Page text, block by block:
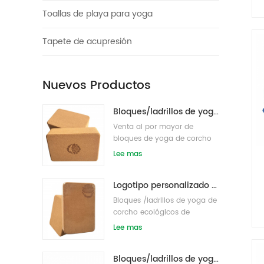
Toallas de playa para yoga
Tapete de acupresión
Nuevos Productos
Bloques/ladrillos de yoga de corcho natural ecológicos con impresión de logotipo al por mayor
Venta al por mayor de
bloques de yoga de corcho
de etiqueta privada
Lee mas
Logotipo personalizado que imprime bloques de yoga de corcho ecológicos para entrenamiento físico
Bloques /ladrillos de yoga de
corcho ecológicos de
etiqueta privada impresos
Lee mas
Bloques/ladrillos de yoga de corcho natural de etiqueta privada impresa de suministro de fábrica